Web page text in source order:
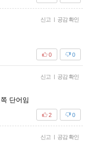
신고 | 공감 확인
0
0
신고 | 공감 확인
단어임
0
2
신고 | 공감 확인